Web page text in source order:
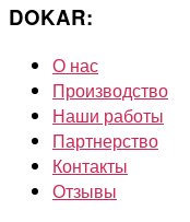
DOKAR:
О нас
Производство
Наши работы
Партнерство
Контакты
Отзывы